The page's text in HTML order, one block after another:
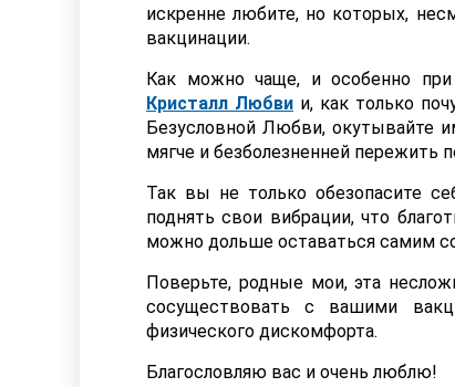
искренне любите, но которых,
вакцинации.
Как можно чаще, и особенно
Кристалл Любвии, как только
Безусловной Любви, окутывайте
мягче и безболезненней пережить
Так вы не только обезопасите
поднять свои вибрации, что
можно дольше оставаться самим
Поверьте, родные мои, эта
сосуществовать с вашими
физического дискомфорта.
Благословляю вас и очень люблю!